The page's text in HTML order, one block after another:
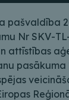
pašvaldība
Nr SKV-
attīstības